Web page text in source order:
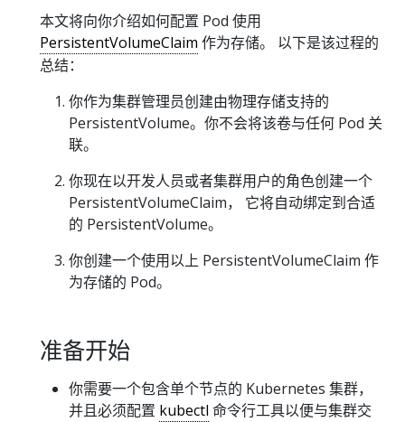
本文将向你介绍如何配置 Pod 使用
PersistentVolumeClaim 作为存储。 以下是该过程的
总结：
你作为集群管理员创建由物理存储支持的
PersistentVolume。你不会将该卷与任何 Pod 关
联。
你现在以开发人员或者集群用户的角色创建一个
PersistentVolumeClaim， 它将自动绑定到合适
的 PersistentVolume。
你创建一个使用以上 PersistentVolumeClaim 作
为存储的 Pod。
准备开始
你需要一个包含单个节点的 Kubernetes 集群，
并且必须配置 kubectl 命令行工具以便与集群交